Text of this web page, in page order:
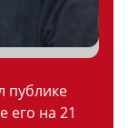
публике
его на 21